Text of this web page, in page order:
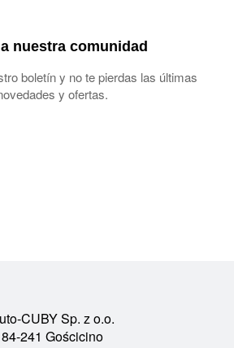
nuestra comunidad
boletín y no te pierdas las últimas
y ofertas.
CUBY Sp. z o.o.
84-241 Gościcino